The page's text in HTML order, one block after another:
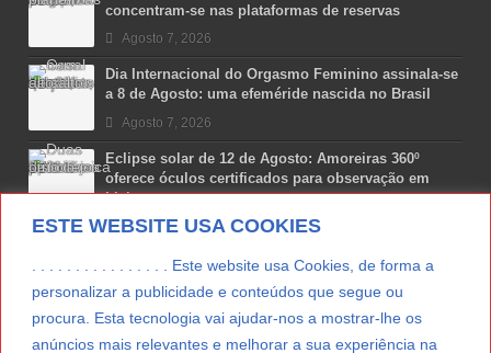
ESTE WEBSITE USA COOKIES
. . . . . . . . . . . . . . . . Este website usa Cookies, de forma a
personalizar a publicidade e conteúdos que segue ou
procura. Esta tecnologia vai ajudar-nos a mostrar-lhe os
anúncios mais relevantes e melhorar a sua experiência na
concentram-se nas plataformas de reservas
Agosto 7, 2026
Dia Internacional do Orgasmo Feminino assinala-se
a 8 de Agosto: uma efeméride nascida no Brasil
Agosto 7, 2026
Eclipse solar de 12 de Agosto: Amoreiras 360º
oferece óculos certificados para observação em
Lisboa
Agosto 7, 2026
Lua Afonso vence prémio internacional de liderança
Agosto 7, 2026
Preparar o carro para as férias de Verão